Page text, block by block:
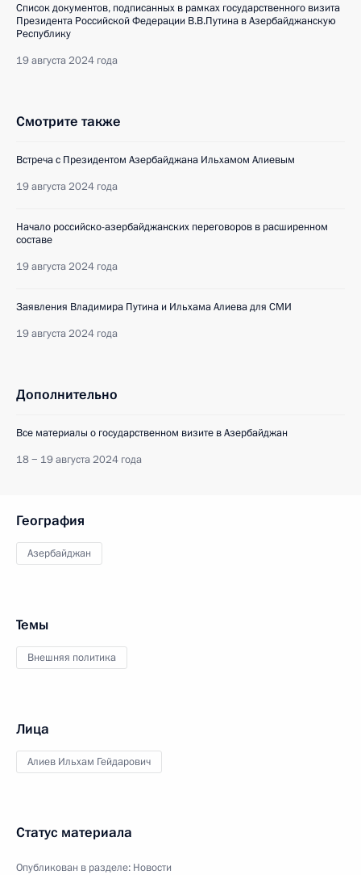
Список документов, подписанных в рамках государственного визита
Президента Российской Федерации В.В.Путина в Азербайджанскую
Республику
19 августа 2024 года
Смотрите также
Встреча с Президентом Азербайджана Ильхамом Алиевым
19 августа 2024 года
Начало российско-азербайджанских переговоров в расширенном
составе
19 августа 2024 года
Заявления Владимира Путина и Ильхама Алиева для СМИ
19 августа 2024 года
Дополнительно
Все материалы о государственном визите в Азербайджан
18 − 19 августа 2024 года
География
Азербайджан
Темы
Внешняя политика
Лица
Алиев Ильхам Гейдарович
Статус материала
Опубликован в разделе: Новости